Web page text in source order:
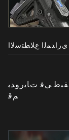
ﻱﺭﺍﺪﻤﻟﺍ ﻉﻼﻄﺘﺳﻻﺍ
ﻲﻓ ﺕﺎﻳﺭﻭﺪﺑ
ﻢﻗ